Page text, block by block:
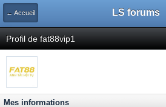
← Accueil LS forums
Profil de fat88vip1
Mes informations